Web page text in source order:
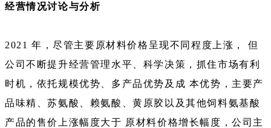
经营情况讨论与分析
2021 年，尽管主要原材料价格呈现不同程度上涨， 但
公司不断提升经营管理水平、科学决策，抓住市场有利
时机，依托规模优势、多产品优势及成 本优势，主要产
品味精、苏氨酸、赖氨酸、黄原胶以及其他饲料氨基酸
产品的售价上涨幅度大于 原材料价格增长幅度，公司主